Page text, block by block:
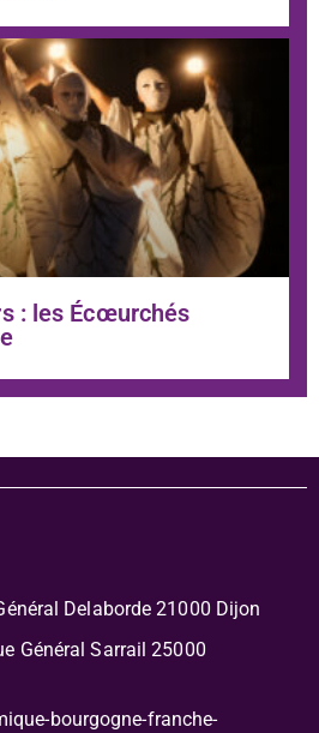
: les Écœurchés
Delaborde 21000 Dijon
Général Sarrail 25000
bourgogne-franche-